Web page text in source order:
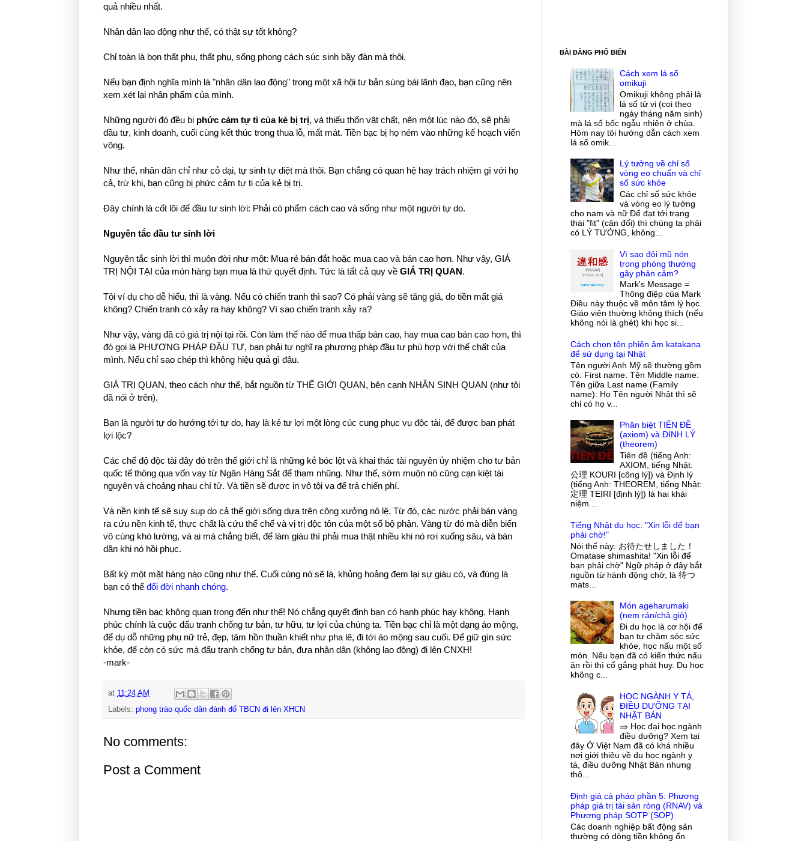
quả nhiều nhất.
Nhân dân lao động như thế, có thật sự tốt không?
Chỉ toàn là bọn thất phu, thất phụ, sống phong cách súc sinh bầy đàn mà thôi.
Nếu bạn định nghĩa mình là "nhân dân lao động" trong một xã hội tư bản sùng bái lãnh đạo, bạn cũng nên
xem xét lại nhân phẩm của mình.
Những người đó đều bị phức cảm tự ti của kẻ bị trị, và thiếu thốn vật chất, nên một lúc nào đó, sẽ phải
đầu tư, kinh doanh, cuối cùng kết thúc trong thua lỗ, mất mát. Tiền bạc bị họ ném vào những kế hoạch viển
vông.
Như thế, nhân dân chỉ như cỏ dại, tự sinh tự diệt mà thôi. Bạn chẳng có quan hệ hay trách nhiệm gì với họ
cả, trừ khi, bạn cũng bị phức cảm tự ti của kẻ bị trị.
Đây chính là cốt lõi để đầu tư sinh lời: Phải có phẩm cách cao và sống như một người tự do.
Nguyên tắc đầu tư sinh lời
Nguyên tắc sinh lời thì muôn đời như một: Mua rẻ bán đắt hoặc mua cao và bán cao hơn. Như vậy, GIÁ
TRỊ NỘI TẠI của món hàng bạn mua là thứ quyết định. Tức là tất cả quy về GIÁ TRỊ QUAN .
Tôi ví dụ cho dễ hiểu, thì là vàng. Nếu có chiến tranh thì sao? Có phải vàng sẽ tăng giá, do tiền mất giá
không? Chiến tranh có xảy ra hay không? Vì sao chiến tranh xảy ra?
Như vậy, vàng đã có giá trị nội tại rồi. Còn làm thế nào để mua thấp bán cao, hay mua cao bán cao hơn, thì
đó gọi là PHƯƠNG PHÁP ĐẦU TƯ, bạn phải tự nghĩ ra phương pháp đầu tư phù hợp với thể chất của
mình. Nếu chỉ sao chép thì không hiệu quả gì đâu.
GIÁ TRỊ QUAN, theo cách như thế, bắt nguồn từ THẾ GIỚI QUAN, bên cạnh NHÂN SINH QUAN (như tôi
đã nói ở trên).
Bạn là người tự do hướng tới tự do, hay là kẻ tư lợi một lòng cúc cung phục vụ độc tài, để được ban phát
lợi lộc?
Các chế độ độc tài đây đó trên thế giới chỉ là những kẻ bóc lột và khai thác tài nguyên ủy nhiệm cho tư bản
quốc tế thông qua vốn vay từ Ngân Hàng Sắt để tham nhũng. Như thế, sớm muộn nó cũng cạn kiệt tài
nguyên và choảng nhau chí tử. Và tiền sẽ được in vô tội vạ để trả chiến phí.
Và nền kinh tế sẽ suy sụp do cả thế giới sống dựa trên công xưởng nô lệ. Từ đó, các nước phải bán vàng
ra cứu nền kinh tế, thực chất là cứu thể chế và vị trị độc tôn của một số bộ phận. Vàng từ đó mà diễn biến
vô cùng khó lường, và ai mà chẳng biết, để làm giàu thì phải mua thật nhiều khi nó rơi xuống sâu, và bán
dần khi nó hồi phục.
Bất kỳ một mặt hàng nào cũng như thế. Cuối cùng nó sẽ là, khủng hoảng đem lại sự giàu có, và đúng là
bạn có thể đổi đời nhanh chóng.
Nhưng tiền bạc không quan trọng đến như thế! Nó chẳng quyết định bạn có hạnh phúc hay không. Hạnh
phúc chính là cuộc đấu tranh chống tư bản, tư hữu, tư lợi của chúng ta. Tiền bạc chỉ là một dạng áo mộng,
để dụ dỗ những phụ nữ trẻ, đẹp, tâm hồn thuần khiết như pha lê, đi tới áo mộng sau cuối. Để giữ gìn sức
khỏe, để còn có sức mà đấu tranh chống tư bản, đưa nhân dân (không lao động) đi lên CNXH!
-mark-
at 11:24 AM
Labels: phong trào quốc dân đánh đổ TBCN đi lên XHCN
No comments:
Post a Comment
BÀI ĐĂNG PHỔ BIẾN
Cách xem lá số
omikuji
Omikuji không phải là
lá số tử vi (coi theo
ngày tháng năm sinh)
mà lá số bốc ngẫu nhiên ở chùa.
Hôm nay tôi hướng dẫn cách xem
lá số omik...
Lý tưởng về chỉ số
vòng eo chuẩn và chỉ
số sức khỏe
Các chỉ số sức khỏe
và vòng eo lý tưởng
cho nam và nữ Để đạt tới trạng
thái "fit" (cân đối) thì chúng ta phải
có LÝ TƯỞNG, không...
Vì sao đội mũ nón
trong phòng thường
gây phản cảm?
Mark's Message =
Thông điệp của Mark
Điều này thuộc về môn tâm lý học.
Giáo viên thường không thích (nếu
không nói là ghét) khi học si...
Cách chọn tên phiên âm katakana
để sử dụng tại Nhật
Tên người Anh Mỹ sẽ thường gồm
có: First name: Tên Middle name:
Tên giữa Last name (Family
name): Họ Tên người Nhật thì sẽ
chỉ có họ v...
Phân biệt TIÊN ĐỀ
(axiom) và ĐỊNH LÝ
(theorem)
Tiên đề (tiếng Anh:
AXIOM, tiếng Nhật:
公理 KOURI [công lý]) và Định lý
(tiếng Anh: THEOREM, tiếng Nhật:
定理 TEIRI [định lý]) là hai khái
niệm ...
Tiếng Nhật du học: "Xin lỗi để bạn
phải chờ!"
Nói thế này: お待たせしました！
Omatase shimashita! "Xin lỗi để
bạn phải chờ" Ngữ pháp ở đây bắt
nguồn từ hành động chờ, là 待つ
mats...
Món ageharumaki
(nem rán/chả giò)
Đi du học là cơ hội để
bạn tự chăm sóc sức
khỏe, học nấu một số
món. Nếu bạn đã có kiến thức nấu
ăn rồi thì cố gắng phát huy. Du học
không c...
HỌC NGÀNH Y TÁ,
ĐIỀU DƯỠNG TẠI
NHẬT BẢN
⇒ Học đại học ngành
điều dưỡng? Xem tại
đây Ở Việt Nam đã có khá nhiều
nơi giới thiệu về du học ngành y
tá, điều dưỡng Nhật Bản nhưng
thô...
Định giá cà pháo phần 5: Phương
pháp giá trị tài sản ròng (RNAV) và
Phương pháp SOTP (SOP)
Các doanh nghiệp bất động sản
thường có dòng tiền không ổn